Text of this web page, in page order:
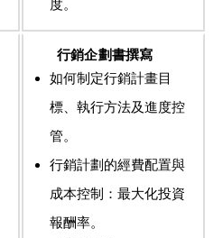
度。
行銷企劃書撰寫
如何制定行銷計畫目
標、執行方法及進度控
管。
行銷計劃的經費配置與
成本控制：最大化投資
報酬率。